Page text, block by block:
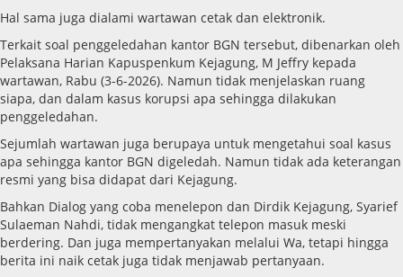
Hal sama juga dialami wartawan cetak dan elektronik.
Terkait soal penggeledahan kantor BGN tersebut, dibenarkan oleh
Pelaksana Harian Kapuspenkum Kejagung, M Jeffry kepada
wartawan, Rabu (3-6-2026). Namun tidak menjelaskan ruang
siapa, dan dalam kasus korupsi apa sehingga dilakukan
penggeledahan.
Sejumlah wartawan juga berupaya untuk mengetahui soal kasus
apa sehingga kantor BGN digeledah. Namun tidak ada keterangan
resmi yang bisa didapat dari Kejagung.
Bahkan Dialog yang coba menelepon dan Dirdik Kejagung, Syarief
Sulaeman Nahdi, tidak mengangkat telepon masuk meski
berdering. Dan juga mempertanyakan melalui Wa, tetapi hingga
berita ini naik cetak juga tidak menjawab pertanyaan.